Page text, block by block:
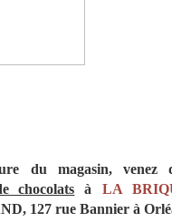
du magasin, venez
chocolats à
LA
127 rue Bannier à